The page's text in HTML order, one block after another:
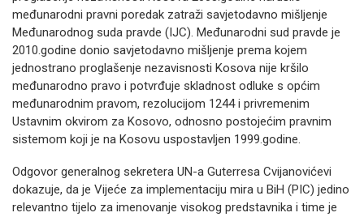
međunarodni pravni poredak zatraži savjetodavno mišljenje
Međunarodnog suda pravde (IJC). Međunarodni sud pravde je
2010.godine donio savjetodavno mišljenje prema kojem
jednostrano proglašenje nezavisnosti Kosova nije kršilo
međunarodno pravo i potvrđuje skladnost odluke s općim
međunarodnim pravom, rezolucijom 1244 i privremenim
Ustavnim okvirom za Kosovo, odnosno postojećim pravnim
sistemom koji je na Kosovu uspostavljen 1999.godine.
Odgovor generalnog sekretera UN-a Guterresa Cvijanovićevi
dokazuje, da je Vijeće za implementaciju mira u BiH (PIC) jedino
relevantno tijelo za imenovanje visokog predstavnika i time je